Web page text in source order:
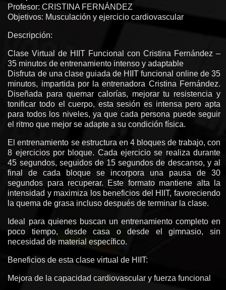
Profesor: CRISTINA FERNÁNDEZ
Objetivos: Musculación y ejercicio cardiovascular
Descripción:
Clase Virtual de HIIT Funcional con Cristina Fernández –
35 minutos de entrenamiento intenso y adaptable
Disfruta de una clase guiada de HIIT funcional online de 35
minutos, impartida por la entrenadora Cristina Fernández.
Diseñada para quemar calorías, mejorar tu resistencia y
tonificar todo el cuerpo, esta sesión es intensa pero apta
para todos los niveles, ya que cada persona puede seguir
el ritmo que mejor se adapte a su condición física.
El entrenamiento se estructura en 4 bloques de trabajo, con
8 ejercicios por bloque. Cada ejercicio se realiza durante
45 segundos, seguidos de 15 segundos de descanso, y al
final de cada bloque se incorpora una pausa de 30
segundos para recuperar. Este formato mantiene alta la
intensidad y maximiza los beneficios del HIIT, favoreciendo
la quema de grasa incluso después de terminar la clase.
Ideal para quienes buscan un entrenamiento completo en
poco tiempo, desde casa o desde el gimnasio, sin
necesidad de material específico.
Beneficios de esta clase virtual de HIIT:
Mejora de la capacidad cardiovascular y fuerza funcional